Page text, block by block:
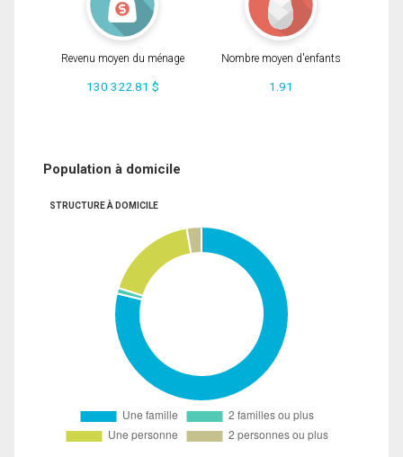
Revenu moyen du ménage
130 322.81 $
Nombre moyen d'enfants
1.91
Population à domicile
STRUCTURE À DOMICILE